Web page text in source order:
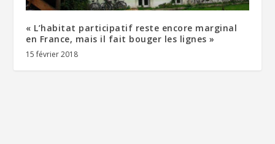
« L’habitat participatif reste encore marginal
en France, mais il fait bouger les lignes »
15 février 2018